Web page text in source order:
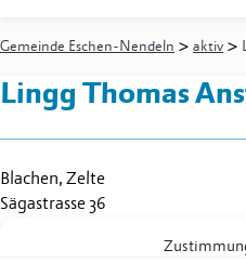
Gemeinde Eschen-Nendeln > aktiv >
Lingg Thomas
Blachen, Zelte
Sägastrasse 36